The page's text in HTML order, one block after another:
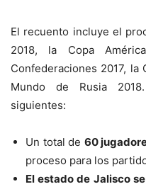
El recuento incluye el
2018, la Copa
Confederaciones 2017, la
Mundo de Rusia
siguientes:
Un total de 60
proceso para los
El estado de Jalisco